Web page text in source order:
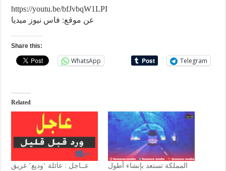
https://youtu.be/bfJvbqW1LPI
عن موقع: فاس نيوز ميديا
Share this:
WhatsApp Telegram
Related
عــاجل : عائلة ‘وديع’ غريق
المملكة تستعد بإنشاء أطول